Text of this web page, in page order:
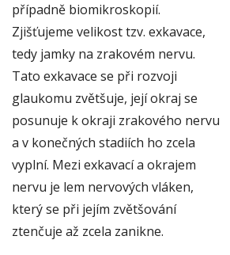
případně biomikroskopií.
Zjišťujeme velikost tzv. exkavace,
tedy jamky na zrakovém nervu.
Tato exkavace se při rozvoji
glaukomu zvětšuje, její okraj se
posunuje k okraji zrakového nervu
a v konečných stadiích ho zcela
vyplní. Mezi exkavací a okrajem
nervu je lem nervových vláken,
který se při jejím zvětšování
ztenčuje až zcela zanikne.